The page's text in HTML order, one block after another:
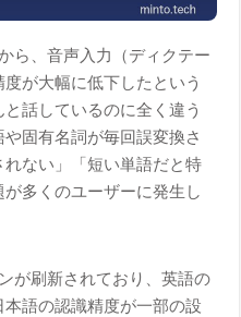
ら、音声入力（ディクテー
が大幅に低下したという
話しているのに全く違う
固有名詞が毎回誤変換さ
ない」「短い単語だと特
多くのユーザーに発生し
が刷新されており、英語の
語の認識精度が一部の設